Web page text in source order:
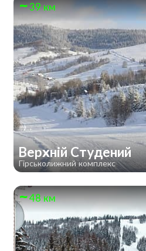
39 км
Верхній Студений
Гірськолижний комплекс
48 км